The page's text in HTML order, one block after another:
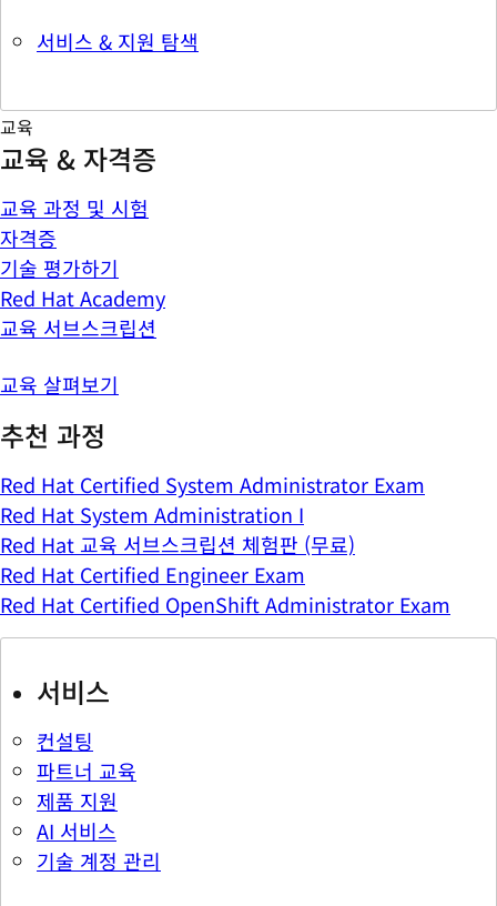
서비스 & 지원 탐색
교육
교육 & 자격증
교육 과정 및 시험
자격증
기술 평가하기
Red Hat Academy
교육 서브스크립션
교육 살펴보기
추천 과정
Red Hat Certified System Administrator Exam
Red Hat System Administration I
Red Hat 교육 서브스크립션 체험판 (무료)
Red Hat Certified Engineer Exam
Red Hat Certified OpenShift Administrator Exam
서비스
컨설팅
파트너 교육
제품 지원
AI 서비스
기술 계정 관리